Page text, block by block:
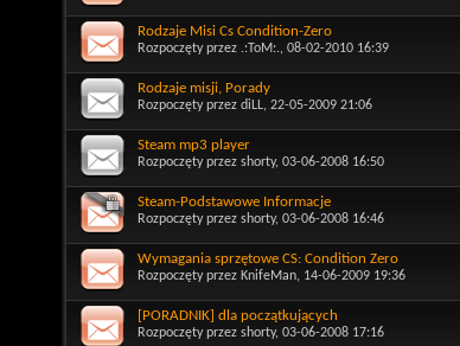
Rodzaje Misi Cs Condition-Zero
Rozpoczęty przez .:ToM:., 08-02-2010 16:39
Rodzaje misji, Porady
Rozpoczęty przez diLL, 22-05-2009 21:06
Steam mp3 player
Rozpoczęty przez shorty, 03-06-2008 16:50
Steam-Podstawowe Informacje
Rozpoczęty przez shorty, 03-06-2008 16:46
Wymagania sprzętowe CS: Condition Zero
Rozpoczęty przez KnifeMan, 14-06-2009 19:36
[PORADNIK] dla początkujących
Rozpoczęty przez shorty, 03-06-2008 17:16